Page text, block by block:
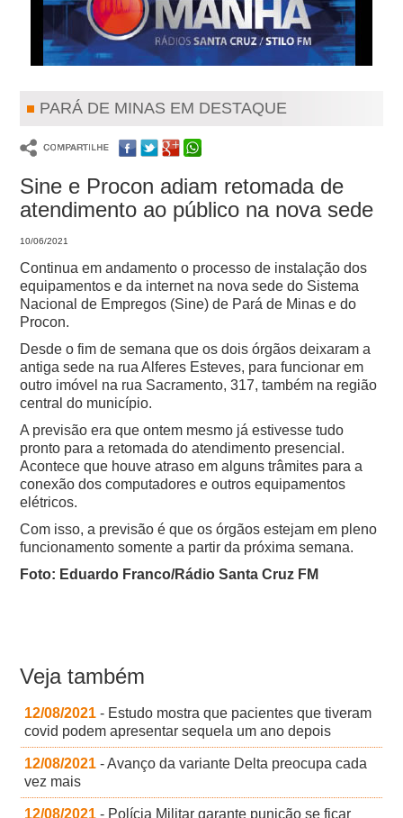
PARÁ DE MINAS EM DESTAQUE
Sine e Procon adiam retomada de
atendimento ao público na nova sede
10/06/2021
Continua em andamento o processo de instalação dos
equipamentos e da internet na nova sede do Sistema
Nacional de Empregos (Sine) de Pará de Minas e do
Procon.
Desde o fim de semana que os dois órgãos deixaram a
antiga sede na rua Alferes Esteves, para funcionar em
outro imóvel na rua Sacramento, 317, também na região
central do município.
A previsão era que ontem mesmo já estivesse tudo
pronto para a retomada do atendimento presencial.
Acontece que houve atraso em alguns trâmites para a
conexão dos computadores e outros equipamentos
elétricos.
Com isso, a previsão é que os órgãos estejam em pleno
funcionamento somente a partir da próxima semana.
Foto: Eduardo Franco/Rádio Santa Cruz FM
Veja também
12/08/2021 - Estudo mostra que pacientes que tiveram
covid podem apresentar sequela um ano depois
12/08/2021 - Avanço da variante Delta preocupa cada
vez mais
12/08/2021 - Polícia Militar garante punição se ficar